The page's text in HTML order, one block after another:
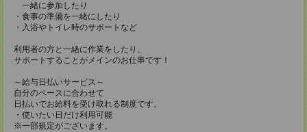
一緒に参加したり
・食事の準備を一緒にしたり
・入浴やトイレ時のサポートなど
利用者の方と一緒に作業をしたり、
サポートすることがメインのお仕事です！
～給与日払いサービス～
自分のペースに合わせて
日払いでお給料を受け取れる制度です。
・使いたい日だけ利用可能
※一部規定がございます。